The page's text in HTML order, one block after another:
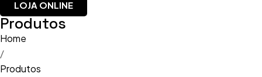
LOJA ONLINE
Produtos
Home
/
Produtos